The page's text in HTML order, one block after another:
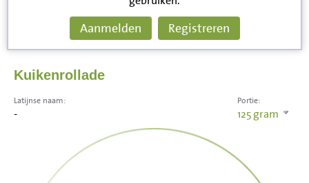
Aanmelden Registreren
Kuikenrollade
Portie:
125gram
Latijnse naam:
-